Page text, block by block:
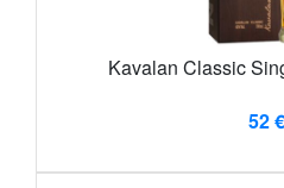
Kavalan Classic
52 €